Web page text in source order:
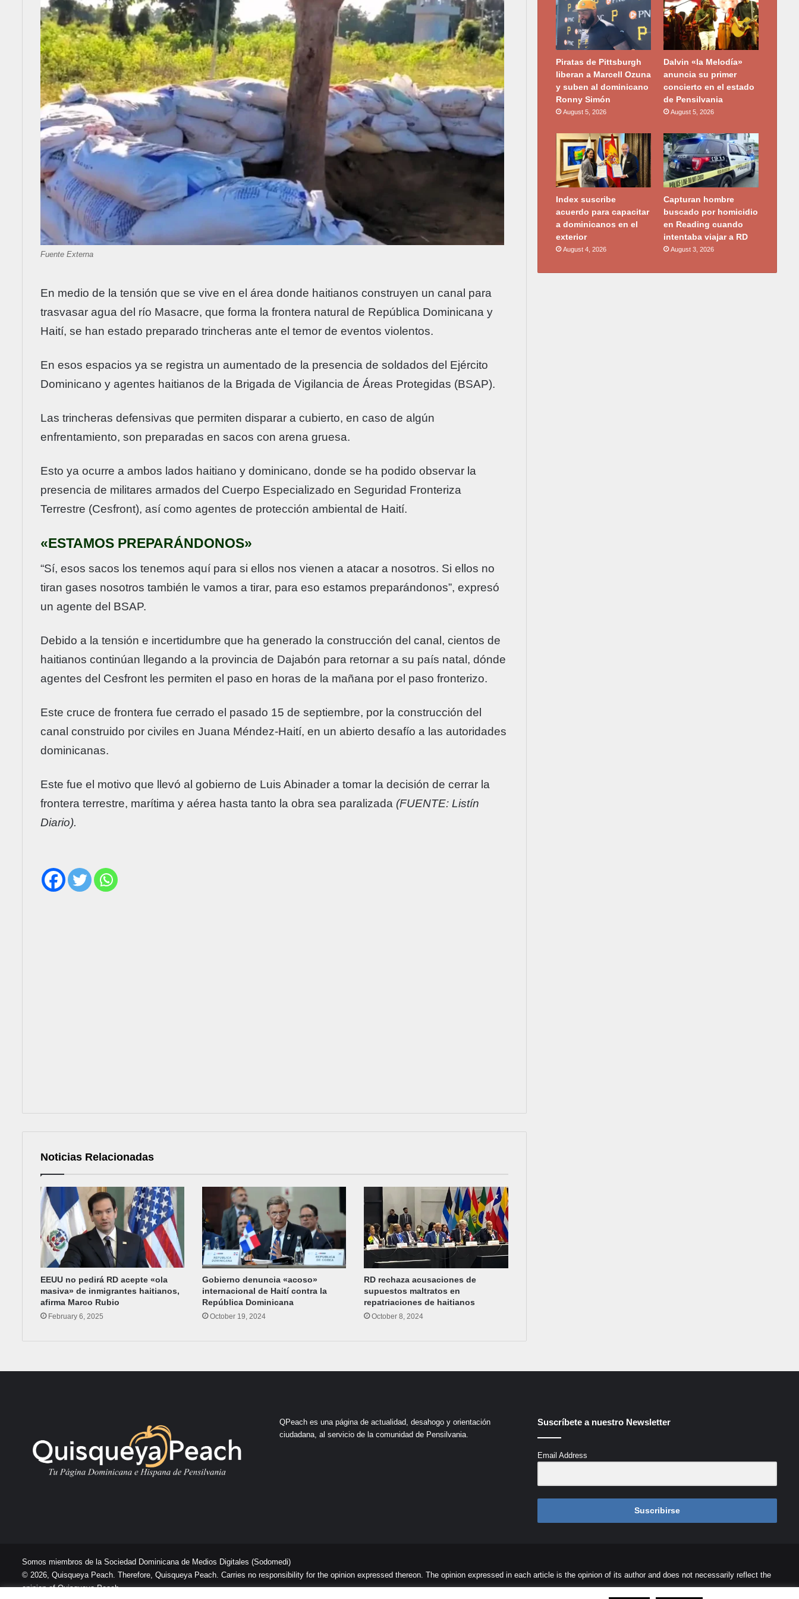
Fuente Externa
En medio de la tensión que se vive en el área donde haitianos construyen un canal para
trasvasar agua del río Masacre, que forma la frontera natural de República Dominicana y
Haití, se han estado preparado trincheras ante el temor de eventos violentos.
En esos espacios ya se registra un aumentado de la presencia de soldados del Ejército
Dominicano y agentes haitianos de la Brigada de Vigilancia de Áreas Protegidas (BSAP).
Las trincheras defensivas que permiten disparar a cubierto, en caso de algún
enfrentamiento, son preparadas en sacos con arena gruesa.
Esto ya ocurre a ambos lados haitiano y dominicano, donde se ha podido observar la
presencia de militares armados del Cuerpo Especializado en Seguridad Fronteriza
Terrestre (Cesfront), así como agentes de protección ambiental de Haití.
«ESTAMOS PREPARÁNDONOS»
“Sí, esos sacos los tenemos aquí para si ellos nos vienen a atacar a nosotros. Si ellos no
tiran gases nosotros también le vamos a tirar, para eso estamos preparándonos”, expresó
un agente del BSAP.
Debido a la tensión e incertidumbre que ha generado la construcción del canal, cientos de
haitianos continúan llegando a la provincia de Dajabón para retornar a su país natal, dónde
agentes del Cesfront les permiten el paso en horas de la mañana por el paso fronterizo.
Este cruce de frontera fue cerrado el pasado 15 de septiembre, por la construcción del
canal construido por civiles en Juana Méndez-Haití, en un abierto desafío a las autoridades
dominicanas.
Este fue el motivo que llevó al gobierno de Luis Abinader a tomar la decisión de cerrar la
frontera terrestre, marítima y aérea hasta tanto la obra sea paralizada (FUENTE: Listín
Diario).
Noticias Relacionadas
EEUU no pedirá RD acepte «ola
masiva» de inmigrantes haitianos,
afirma Marco Rubio
February 6, 2025
Gobierno denuncia «acoso»
internacional de Haití contra la
República Dominicana
October 19, 2024
RD rechaza acusaciones de
supuestos maltratos en
repatriaciones de haitianos
October 8, 2024
Piratas de Pittsburgh
liberan a Marcell Ozuna
y suben al dominicano
Ronny Simón
August 5, 2026
Dalvin «la Melodía»
anuncia su primer
concierto en el estado
de Pensilvania
August 5, 2026
Index suscribe
acuerdo para capacitar
a dominicanos en el
exterior
August 4, 2026
Capturan hombre
buscado por homicidio
en Reading cuando
intentaba viajar a RD
August 3, 2026
QPeach es una página de actualidad, desahogo y orientación
ciudadana, al servicio de la comunidad de Pensilvania.
Suscríbete a nuestro Newsletter
Email Address
Suscribirse
Somos miembros de la Sociedad Dominicana de Medios Digitales (Sodomedi)
© 2026, Quisqueya Peach. Therefore, Quisqueya Peach. Carries no responsibility for the opinion expressed thereon. The opinion expressed in each article is the opinion of its author and does not necessarily reflect the
opinion of Quisqueya Peach .